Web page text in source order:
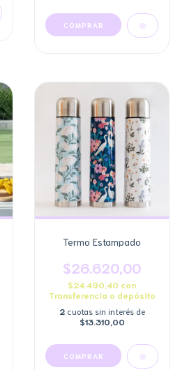
Termo Estampado
$26.620,00
$24.490,40 con
Transferencia o depósito
2 cuotas sin interés de
$13.310,00
COMPRAR